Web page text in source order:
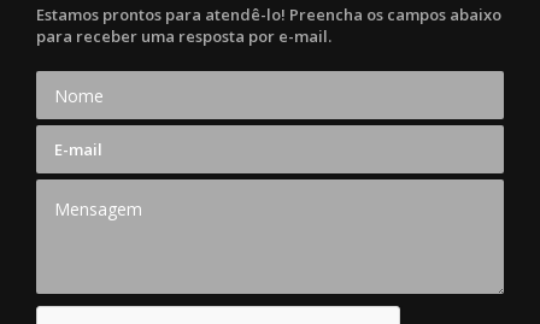
Estamos prontos para atendê-lo! Preencha os campos abaixo
para receber uma resposta por e-mail.